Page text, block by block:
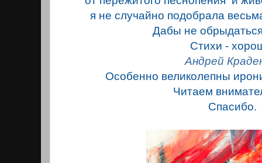
я не случайно подобрала
Дабы не
Стихи -
Андрей
Особенно великолепны
Читаем
Спасибо.